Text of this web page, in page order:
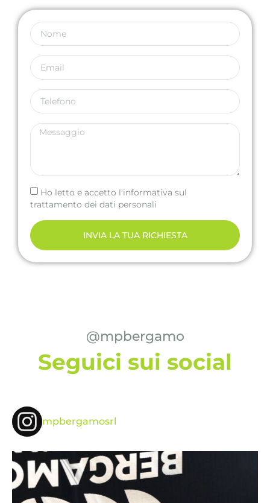
Ho letto e accetto l'informativa sul
trattamento dei dati personali
INVIA LA TUA RICHIESTA
@mpbergamo
Seguici sui social
mpbergamosrl